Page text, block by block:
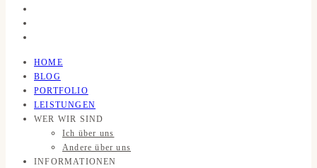
HOME
BLOG
PORTFOLIO
LEISTUNGEN
WER WIR SIND
Ich über uns
Andere über uns
INFORMATIONEN